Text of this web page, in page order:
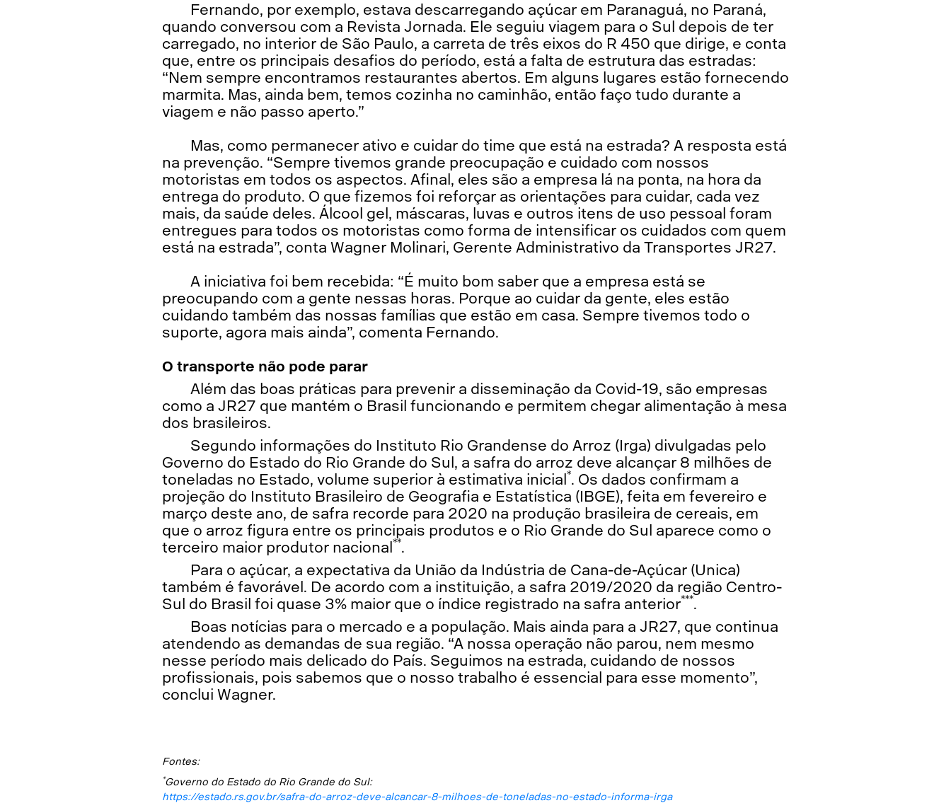
Fernando, por exemplo, estava descarregando açúcar em Paranaguá, no Paraná,
quando conversou com a Revista Jornada. Ele seguiu viagem para o Sul depois de ter
carregado, no interior de São Paulo, a carreta de três eixos do R 450 que dirige, e conta
que, entre os principais desafios do período, está a falta de estrutura das estradas:
“Nem sempre encontramos restaurantes abertos. Em alguns lugares estão fornecendo
marmita. Mas, ainda bem, temos cozinha no caminhão, então faço tudo durante a
viagem e não passo aperto.”
Mas, como permanecer ativo e cuidar do time que está na estrada? A resposta está
na prevenção. “Sempre tivemos grande preocupação e cuidado com nossos
motoristas em todos os aspectos. Afinal, eles são a empresa lá na ponta, na hora da
entrega do produto. O que fizemos foi reforçar as orientações para cuidar, cada vez
mais, da saúde deles. Álcool gel, máscaras, luvas e outros itens de uso pessoal foram
entregues para todos os motoristas como forma de intensificar os cuidados com quem
está na estrada”, conta Wagner Molinari, Gerente Administrativo da Transportes JR27.
A iniciativa foi bem recebida: “É muito bom saber que a empresa está se
preocupando com a gente nessas horas. Porque ao cuidar da gente, eles estão
cuidando também das nossas famílias que estão em casa. Sempre tivemos todo o
suporte, agora mais ainda”, comenta Fernando.
O transporte não pode parar
Além das boas práticas para prevenir a disseminação da Covid-19, são empresas
como a JR27 que mantém o Brasil funcionando e permitem chegar alimentação à mesa
dos brasileiros.
Segundo informações do Instituto Rio Grandense do Arroz (Irga) divulgadas pelo
Governo do Estado do Rio Grande do Sul, a safra do arroz deve alcançar 8 milhões de
toneladas no Estado, volume superior à estimativa inicial*. Os dados confirmam a
projeção do Instituto Brasileiro de Geografia e Estatística (IBGE), feita em fevereiro e
março deste ano, de safra recorde para 2020 na produção brasileira de cereais, em
que o arroz figura entre os principais produtos e o Rio Grande do Sul aparece como o
terceiro maior produtor nacional**.
Para o açúcar, a expectativa da União da Indústria de Cana-de-Açúcar (Unica)
também é favorável. De acordo com a instituição, a safra 2019/2020 da região Centro-
Sul do Brasil foi quase 3% maior que o índice registrado na safra anterior***.
Boas notícias para o mercado e a população. Mais ainda para a JR27, que continua
atendendo as demandas de sua região. “A nossa operação não parou, nem mesmo
nesse período mais delicado do País. Seguimos na estrada, cuidando de nossos
profissionais, pois sabemos que o nosso trabalho é essencial para esse momento”,
conclui Wagner.
Fontes:
*Governo do Estado do Rio Grande do Sul:
https://estado.rs.gov.br/safra-do-arroz-deve-alcancar-8-milhoes-de-toneladas-no-estado-informa-irga